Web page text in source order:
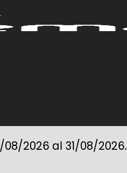
2026 al 31/08/2026.